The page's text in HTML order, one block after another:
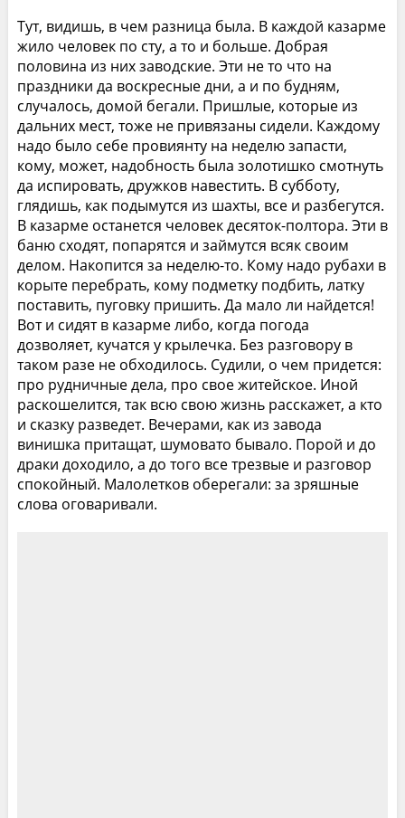
Тут, видишь, в чем разница была. В каждой казарме
жило человек по сту, а то и больше. Добрая
половина из них заводские. Эти не то что на
праздники да воскресные дни, а и по будням,
случалось, домой бегали. Пришлые, которые из
дальних мест, тоже не привязаны сидели. Каждому
надо было себе провиянту на неделю запасти,
кому, может, надобность была золотишко смотнуть
да испировать, дружков навестить. В субботу,
глядишь, как подымутся из шахты, все и разбегутся.
В казарме останется человек десяток-полтора. Эти в
баню сходят, попарятся и займутся всяк своим
делом. Накопится за неделю-то. Кому надо рубахи в
корыте перебрать, кому подметку подбить, латку
поставить, пуговку пришить. Да мало ли найдется!
Вот и сидят в казарме либо, когда погода
дозволяет, кучатся у крылечка. Без разговору в
таком разе не обходилось. Судили, о чем придется:
про рудничные дела, про свое житейское. Иной
раскошелится, так всю свою жизнь расскажет, а кто
и сказку разведет. Вечерами, как из завода
винишка притащат, шумовато бывало. Порой и до
драки доходило, а до того все трезвые и разговор
спокойный. Малолетков оберегали: за зряшные
слова оговаривали.